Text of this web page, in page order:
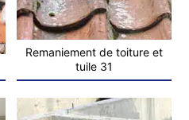
Remaniement de toiture et
tuile 31